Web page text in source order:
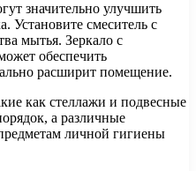
значительно улучшить
Установите смеситель с
мытья. Зеркало с
обеспечить
расширит помещение.
как стеллажи и подвесные
а различные
личной гигиены